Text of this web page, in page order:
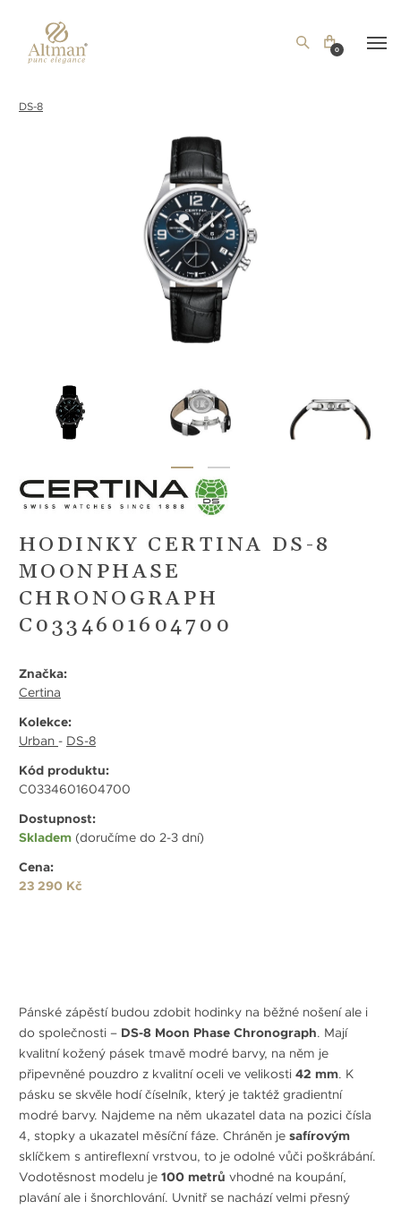
0
DS-8
HODINKY CERTINA DS-8
MOONPHASE
CHRONOGRAPH
C0334601604700
Značka:
Certina
Kolekce:
Urban - DS-8
Kód produktu:
C0334601604700
Dostupnost:
Skladem (doručíme do 2-3 dní)
Cena:
23 290 Kč
Pánské zápěstí budou zdobit hodinky na běžné nošení ale i
do společnosti – DS-8 Moon Phase Chronograph. Mají
kvalitní kožený pásek tmavě modré barvy, na něm je
připevněné pouzdro z kvalitní oceli ve velikosti 42 mm. K
pásku se skvěle hodí číselník, který je taktéž gradientní
modré barvy. Najdeme na něm ukazatel data na pozici čísla
4, stopky a ukazatel měsíční fáze. Chráněn je safírovým
sklíčkem s antireflexní vrstvou, to je odolné vůči poškrábání.
Vodotěsnost modelu je 100 metrů vhodné na koupání,
plavání ale i šnorchlování. Uvnitř se nachází velmi přesný